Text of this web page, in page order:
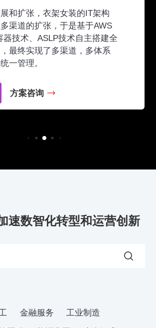
和扩张，衣架女装的IT架构
渠道的扩张，于是基于AWS
器技术、ASLP技术自主搭建全
最终实现了多渠道，多体系
一管理。
方案咨询
速数智化转型和运营创新
金融服务
工业制造